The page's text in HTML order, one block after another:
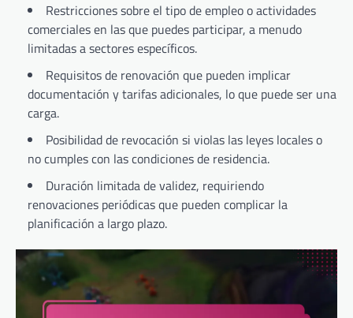
Restricciones sobre el tipo de empleo o actividades
comerciales en las que puedes participar, a menudo
limitadas a sectores específicos.
Requisitos de renovación que pueden implicar
documentación y tarifas adicionales, lo que puede ser una
carga.
Posibilidad de revocación si violas las leyes locales o
no cumples con las condiciones de residencia.
Duración limitada de validez, requiriendo
renovaciones periódicas que pueden complicar la
planificación a largo plazo.